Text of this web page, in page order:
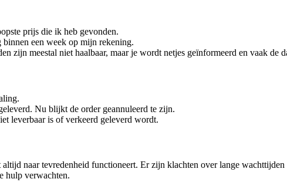
prijs die ik heb gevonden.
binnen een week op mijn rekening.
zijn meestal niet haalbaar, maar je wordt netjes geïnformeerd en vaak de
Nu blijkt de order geannuleerd te zijn.
leverbaar is of verkeerd geleverd wordt.
naar tevredenheid functioneert. Er zijn klachten over lange
hulp verwachten.